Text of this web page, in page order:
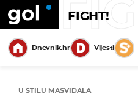
FIGHT!
Dnevnik.hr Vijesti
U STILU MASVIDALA